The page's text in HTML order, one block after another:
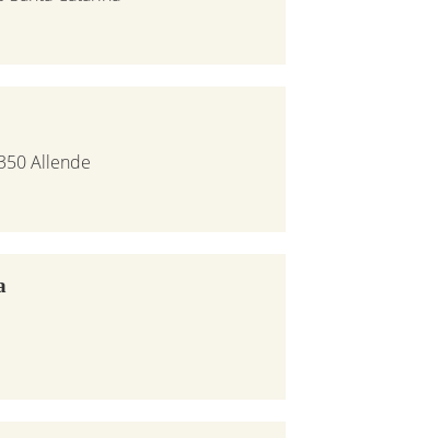
Allende